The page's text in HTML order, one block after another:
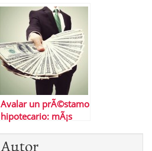
Avalar un prÃ©stamo
hipotecario: mÃ¡s
Autor